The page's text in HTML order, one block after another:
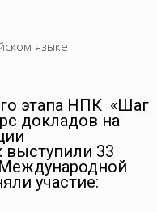
языке
этапа НПК «Шаг
докладов на
выступили 33
участие: